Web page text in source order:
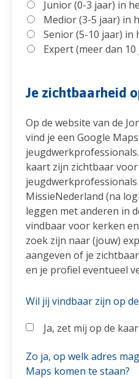
Junior (0-3 jaar) in
Medior (3-5 jaar) in
Senior (5-10 jaar) in
Expert (meer dan
Je zichtbaarheid
Op de website van de
vind je een Google
kaart zijn zichtbaar
MissieNederland (na
leggen met anderen in
vindbaar voor kerken
zoek zijn naar (jouw)
aangeven of je
en je profiel eventueel
Wil jij vindbaar zijn op
Ja, zet mij op de
Zo ja, op welk adres
Maps komen te staan?